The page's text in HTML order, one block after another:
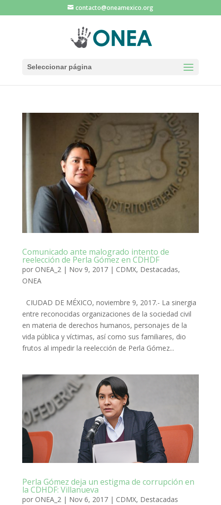
contacto@oneamexico.org
Seleccionar página
Comunicado ante malogrado intento de
reelección de Perla Gómez en CDHDF
por ONEA_2| Nov 9, 2017| CDMX, Destacadas,
ONEA
CIUDAD DE MÉXICO, noviembre 9, 2017.- La sinergia
entre reconocidas organizaciones de la sociedad civil
en materia de derechos humanos, personajes de la
vida pública y víctimas, así como sus familiares, dio
frutos al impedir la reelección de Perla Gómez...
Perla Gómez deja un estigma de corrupción en
la CDHDF: Villanueva
por ONEA_2| Nov 6, 2017| CDMX, Destacadas